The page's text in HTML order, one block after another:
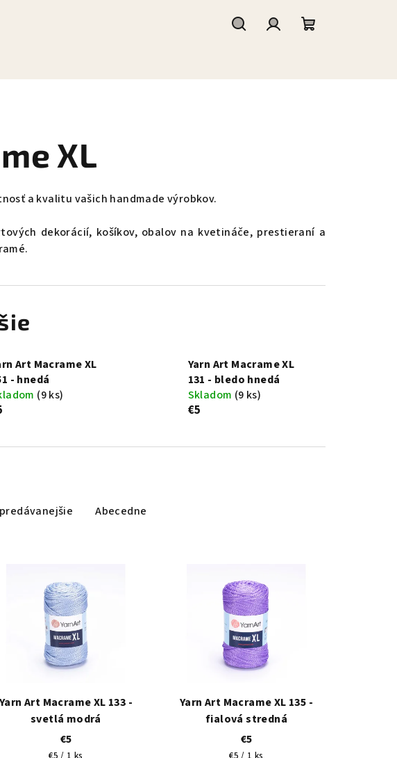
košík
XL
a kvalitu vašich handmade výrobkov.
dekorácií, košíkov, obalov na kvetináče, prestieraní a
Art Macrame XL
- hnedá
(9 ks)
Yarn Art Macrame XL
131 - bledo hnedá
Skladom (9 ks)
€5
Abecedne
Yarn Art Macrame XL 133 -
svetlá modrá
€5
Jednotková
Yarn Art Macrame XL 135 -
fialová stredná
€5
Jednotková